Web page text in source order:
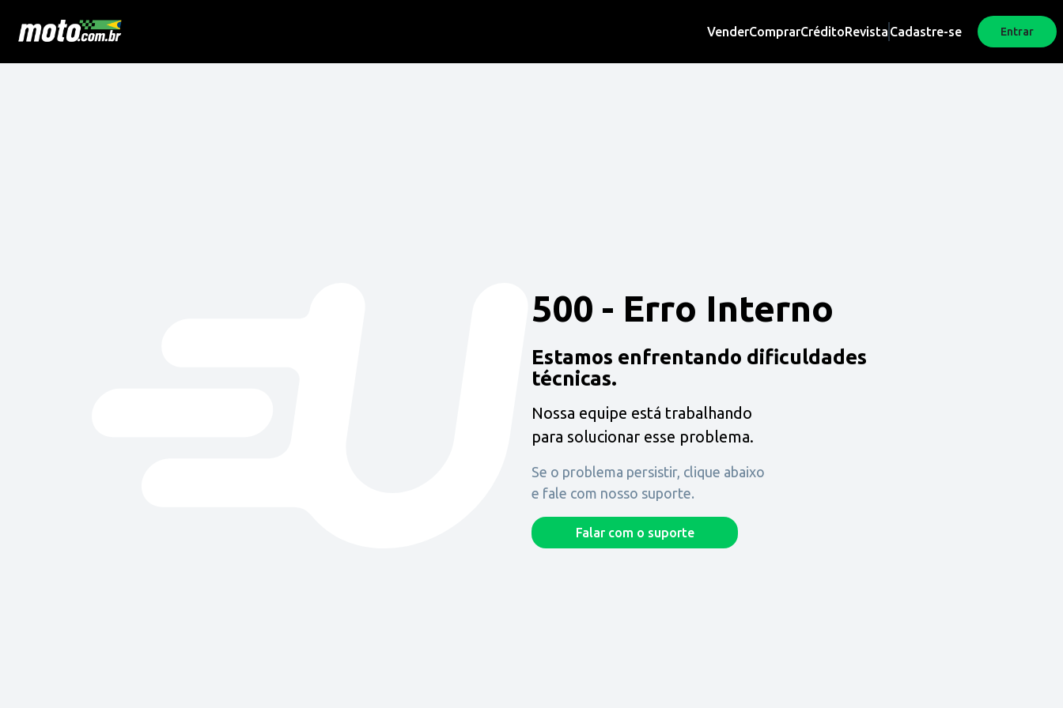
VenderComprarCréditoRevista Cadastre-se Entrar
500 - Erro Interno
Estamos enfrentando dificuldades
técnicas.
Nossa equipe está trabalhando
para solucionar esse problema.
Se o problema persistir, clique abaixo
e fale com nosso suporte.
Falar com o suporte